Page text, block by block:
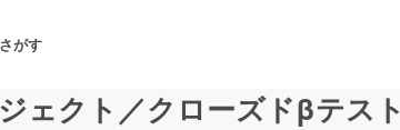
がす
ェクト／クローズドβテスト